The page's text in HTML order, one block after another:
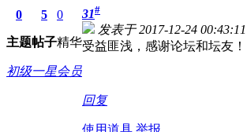
0
主题
5
帖子
0
精华
初级一星会员
31#
发表于 2017-12-24 00:43:11
受益匪浅，感谢论坛和坛友！
回复
使用道具 举报